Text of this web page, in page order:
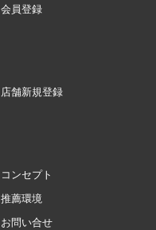
会員登録
店舗新規登録
コンセプト
推薦環境
お問い合せ